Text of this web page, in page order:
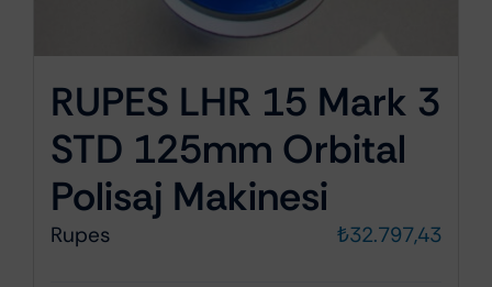
RUPES LHR 15 Mark 3
STD 125mm Orbital
Polisaj Makinesi
Rupes ₺32.797,43